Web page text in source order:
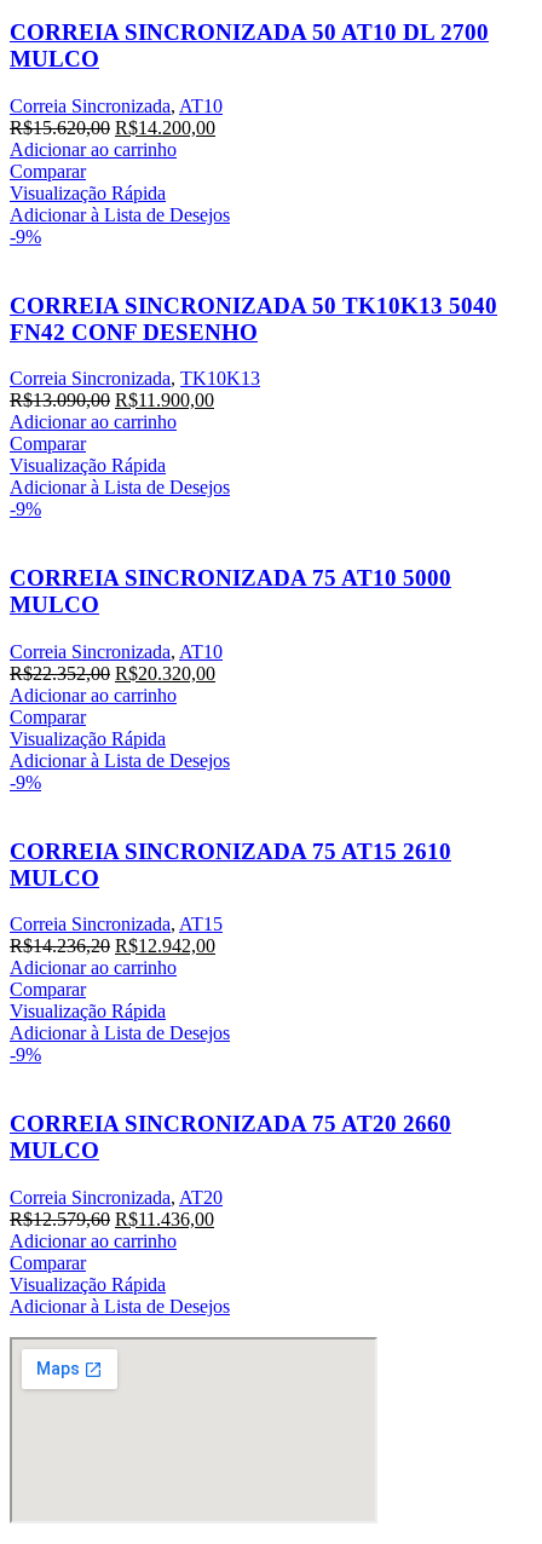
CORREIA SINCRONIZADA 50 AT10 DL 2700
MULCO
Correia Sincronizada, AT10
R$15.620,00 O
preço
era:
R$15.620,00.
R$14.200,00O
R$14.200,00.
Adicionar ao carrinho
Comparar
Visualização Rápida
Adicionar à Lista de Desejos
-9%
CORREIA SINCRONIZADA 50 TK10K13 5040
FN42 CONF DESENHO
Correia Sincronizada, TK10K13
R$13.090,00 O
preço
era:
R$13.090,00.
R$11.900,00O
R$11.900,00.
Adicionar ao carrinho
Comparar
Visualização Rápida
Adicionar à Lista de Desejos
-9%
CORREIA SINCRONIZADA 75 AT10 5000
MULCO
Correia Sincronizada, AT10
R$22.352,00 O
preço
era:
R$22.352,00.
R$20.320,00O
R$20.320,00.
Adicionar ao carrinho
Comparar
Visualização Rápida
Adicionar à Lista de Desejos
-9%
CORREIA SINCRONIZADA 75 AT15 2610
MULCO
Correia Sincronizada, AT15
R$14.236,20 O
preço
era:
R$14.236,20.
R$12.942,00O
R$12.942,00.
Adicionar ao carrinho
Comparar
Visualização Rápida
Adicionar à Lista de Desejos
-9%
CORREIA SINCRONIZADA 75 AT20 2660
MULCO
Correia Sincronizada, AT20
R$12.579,60 O
preço
era:
R$12.579,60.
R$11.436,00O
R$11.436,00.
Adicionar ao carrinho
Comparar
Visualização Rápida
Adicionar à Lista de Desejos